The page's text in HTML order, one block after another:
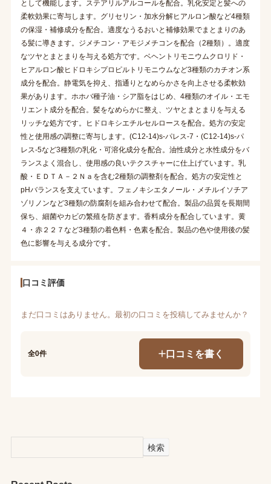
として機能します。ステアリルアルコールを配合。乳化安定と髪への
柔軟効果に寄与します。グリセリン・加水分解ヒアルロン酸など4種類
の保湿・補修成分を配合。適度なうるおいと補修効果でまとまりのあ
る髪に導きます。ジメチコン・アモジメチコンを配合（2種類）。適度
なツヤとまとまりを与える処方です。ベヘントリモニウムクロリド・
ヒアルロン酸ヒドロキシプロピルトリモニウムなど3種類のカチオン系
成分を配合。静電気を抑え、指通りとなめらかさを向上させる柔軟効
果があります。ホホバ種子油・シア脂をはじめ、4種類のオイル・エモ
リエント成分を配合。髪をなめらかに整え、ツヤとまとまりを与える
リッチな処方です。ヒドロキシエチルセルロースを配合。処方の安定
性と使用感の調整に寄与します。(C12-14)s-パレス-7・(C12-14)s-パ
レス-5など3種類の乳化・可溶化成分を配合。油性成分と水性成分をバ
ランスよく混合し、使用感の良いテクスチャーに仕上げています。乳
酸・ＥＤＴＡ－２Ｎａを含む2種類の調整剤を配合。処方の安定性と
pHバランスを支えています。フェノキシエタノール・メチルイソチア
ゾリノンなど3種類の防腐剤を組み合わせて配合。製品の品質を長期間
保ち、細菌やカビの繁殖を防ぎます。香料成分を配合しています。黄
４・赤２２７など3種類の着色料・色素を配合。製品の色や使用後の髪
色に影響を与える成分です。
口コミ評価
まだ口コミはありません。最初の口コミを投稿してみませんか？
全0件 口コミを書く
検索